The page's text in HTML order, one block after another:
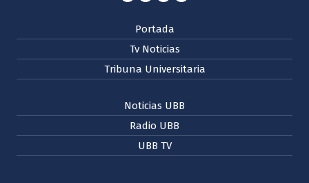
Portada
Tv Noticias
Tribuna Universitaria
Noticias UBB
Radio UBB
UBB TV